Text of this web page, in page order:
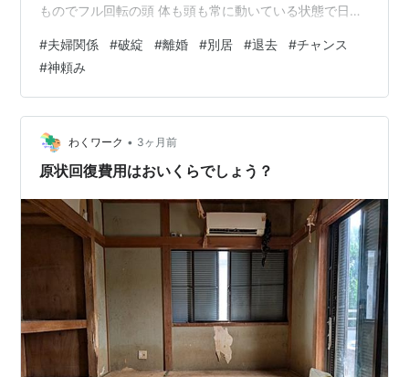
ものでフル回転の頭 体も頭も常に動いている状態で日々
日フル稼働は無理なんですよ。 実家には逃げていました
が精々月1が限度 当然毎月行けるわけでもない 朝起きた
時にはダルさ 朝食を食べれば胃痛 気圧が少し下がれば頭
痛 生理が来れば激痛で動けず 仕事終わりはしばらく動け
ず 旦那がいる時はずーーーーっとイライラ こんな状態が
”普通”…
#夫婦関係 #破綻 #離婚 #別居 #退去 #チャンス
#神頼み
わくワーク • 3ヶ月前
原状回復費用はおいくらでしょう？